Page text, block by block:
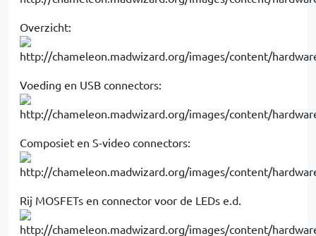
Overzicht:
Voeding en USB connectors:
Composiet en S-video connectors:
Rij MOSFETs en connector voor de LEDs e.d.